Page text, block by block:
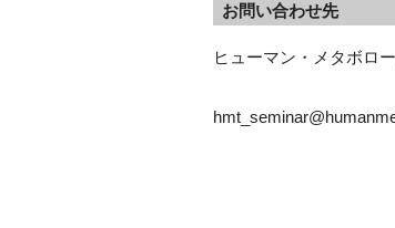
お問い合わせ先
ヒューマン・メタボロ